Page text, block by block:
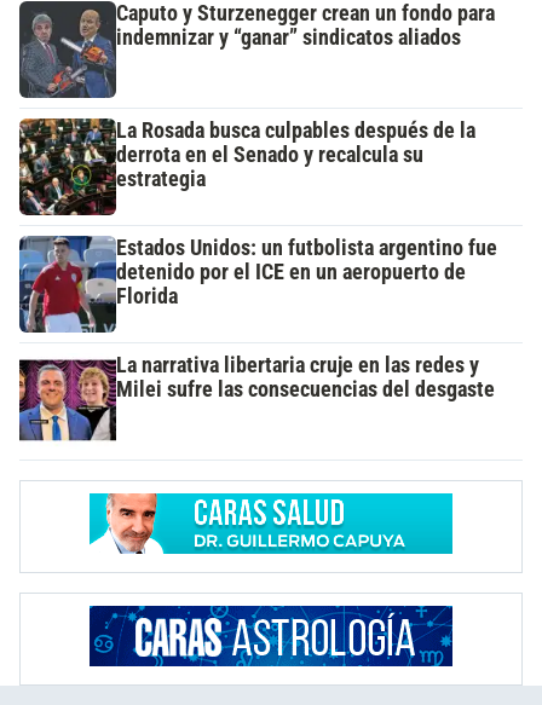
Caputo y Sturzenegger crean un fondo para
indemnizar y “ganar” sindicatos aliados
La Rosada busca culpables después de la
derrota en el Senado y recalcula su
estrategia
Estados Unidos: un futbolista argentino fue
detenido por el ICE en un aeropuerto de
Florida
La narrativa libertaria cruje en las redes y
Milei sufre las consecuencias del desgaste